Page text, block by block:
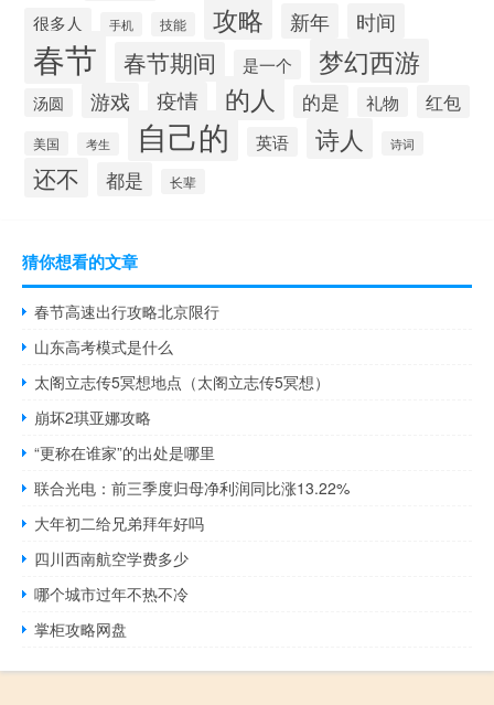
很多人 手机 技能 攻略 新年 时间
春节 春节期间 是一个 梦幻西游
汤圆 游戏 疫情 的人 的是 礼物 红包
美国 考生 自己的 英语 诗人 诗词
还不 都是 长辈
猜你想看的文章
春节高速出行攻略北京限行
山东高考模式是什么
太阁立志传5冥想地点（太阁立志传5冥想）
崩坏2琪亚娜攻略
“更称在谁家”的出处是哪里
联合光电：前三季度归母净利润同比涨13.22%
大年初二给兄弟拜年好吗
四川西南航空学费多少
哪个城市过年不热不冷
掌柜攻略网盘